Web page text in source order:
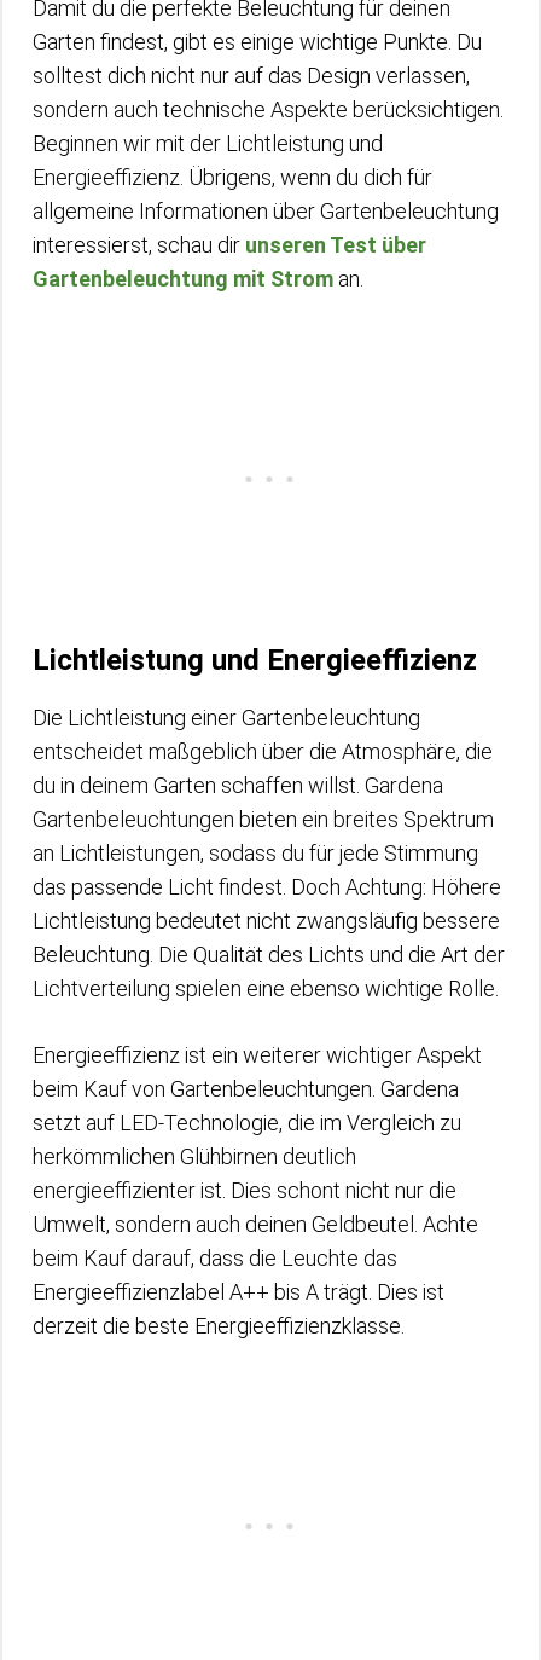
Damit du die perfekte Beleuchtung für deinen
Garten findest, gibt es einige wichtige Punkte. Du
solltest dich nicht nur auf das Design verlassen,
sondern auch technische Aspekte berücksichtigen.
Beginnen wir mit der Lichtleistung und
Energieeffizienz. Übrigens, wenn du dich für
allgemeine Informationen über Gartenbeleuchtung
interessierst, schau dir unseren Test über
Gartenbeleuchtung mit Strom an.
Lichtleistung und Energieeffizienz
Die Lichtleistung einer Gartenbeleuchtung
entscheidet maßgeblich über die Atmosphäre, die
du in deinem Garten schaffen willst. Gardena
Gartenbeleuchtungen bieten ein breites Spektrum
an Lichtleistungen, sodass du für jede Stimmung
das passende Licht findest. Doch Achtung: Höhere
Lichtleistung bedeutet nicht zwangsläufig bessere
Beleuchtung. Die Qualität des Lichts und die Art der
Lichtverteilung spielen eine ebenso wichtige Rolle.
Energieeffizienz ist ein weiterer wichtiger Aspekt
beim Kauf von Gartenbeleuchtungen. Gardena
setzt auf LED-Technologie, die im Vergleich zu
herkömmlichen Glühbirnen deutlich
energieeffizienter ist. Dies schont nicht nur die
Umwelt, sondern auch deinen Geldbeutel. Achte
beim Kauf darauf, dass die Leuchte das
Energieeffizienzlabel A++ bis A trägt. Dies ist
derzeit die beste Energieeffizienzklasse.